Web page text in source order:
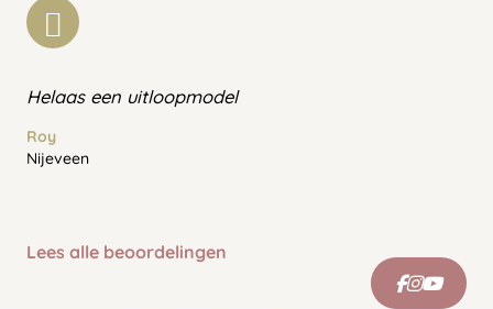
Helaas een uitloopmodel
Roy
Nijeveen
Lees alle beoordelingen